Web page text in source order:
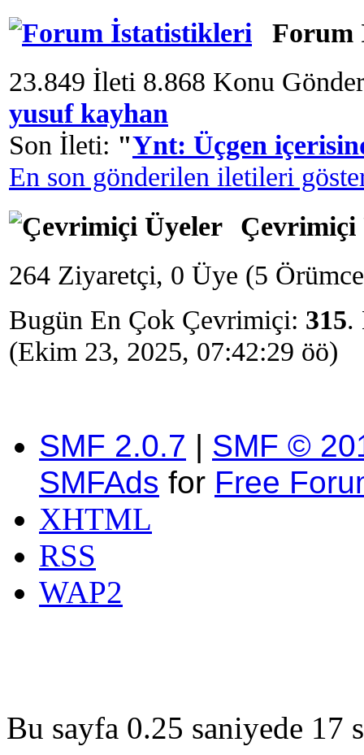
Forum
23.849 İleti 8.868 Konu
yusuf kayhan
Son İleti: "Ynt: Üçgen
En son gönderilen iletileri
Çevrimiçi
264 Ziyaretçi, 0 Üye (5
Bugün En Çok Çevrimiçi: 315.
(Ekim 23, 2025, 07:42:29 öö)
SMF 2.0.7 | SMF ©
SMFAds for Free
XHTML
RSS
WAP2
Bu sayfa 0.25 saniyede 17